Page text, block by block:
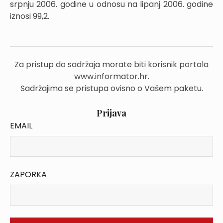
srpnju 2006. godine u odnosu na lipanj 2006. godine
iznosi 99,2.
Za pristup do sadržaja morate biti korisnik portala
www.informator.hr.
Sadržajima se pristupa ovisno o Vašem paketu.
Prijava
EMAIL
ZAPORKA